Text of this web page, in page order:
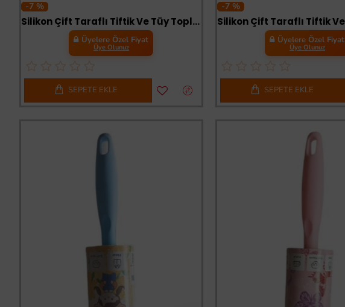
-7 %
Silikon Çift Taraflı Tiftik Ve Tüy Toplayıcı 12.5 cm*14 cm Gri
Üyelere Özel Fiyat
Üye Olunuz
SEPETE EKLE
-7 %
Üyelere Özel Fiyat
Üye Olunuz
SEPETE EKLE